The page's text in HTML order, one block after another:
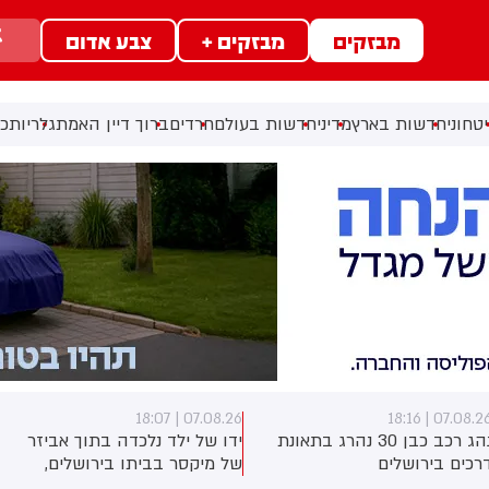
מבזקים מבזקים + צבע אדום
חדשות בארץמדיניחדשות בעולםחרדיםברוך דיין האמתגלריות
07.08.26 |
של ילד נלכדה בתוך אביזר
מיקסר בביתו בירושלים,
07.08.26 | 17:40
ראש השב"כ לשעבר רונן בר
השתתף היום בכנס לזכרו של